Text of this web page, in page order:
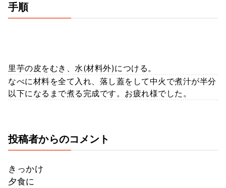
手順
里芋の皮をむき、水(材料外)につける。
なべに材料を全て入れ、落し蓋をして中火で煮汁が半分
以下になるまで煮る完成です。お疲れ様でした。
投稿者からのコメント
きっかけ
夕食に